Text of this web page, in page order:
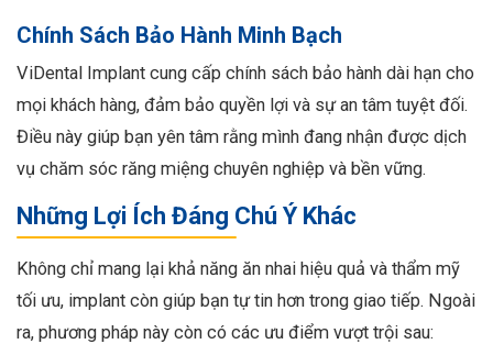
Chính Sách Bảo Hành Minh Bạch
ViDental Implant cung cấp chính sách bảo hành dài hạn cho
mọi khách hàng, đảm bảo quyền lợi và sự an tâm tuyệt đối.
Điều này giúp bạn yên tâm rằng mình đang nhận được dịch
vụ chăm sóc răng miệng chuyên nghiệp và bền vững.
Những Lợi Ích Đáng Chú Ý Khác
Không chỉ mang lại khả năng ăn nhai hiệu quả và thẩm mỹ
tối ưu, implant còn giúp bạn tự tin hơn trong giao tiếp. Ngoài
ra, phương pháp này còn có các ưu điểm vượt trội sau: